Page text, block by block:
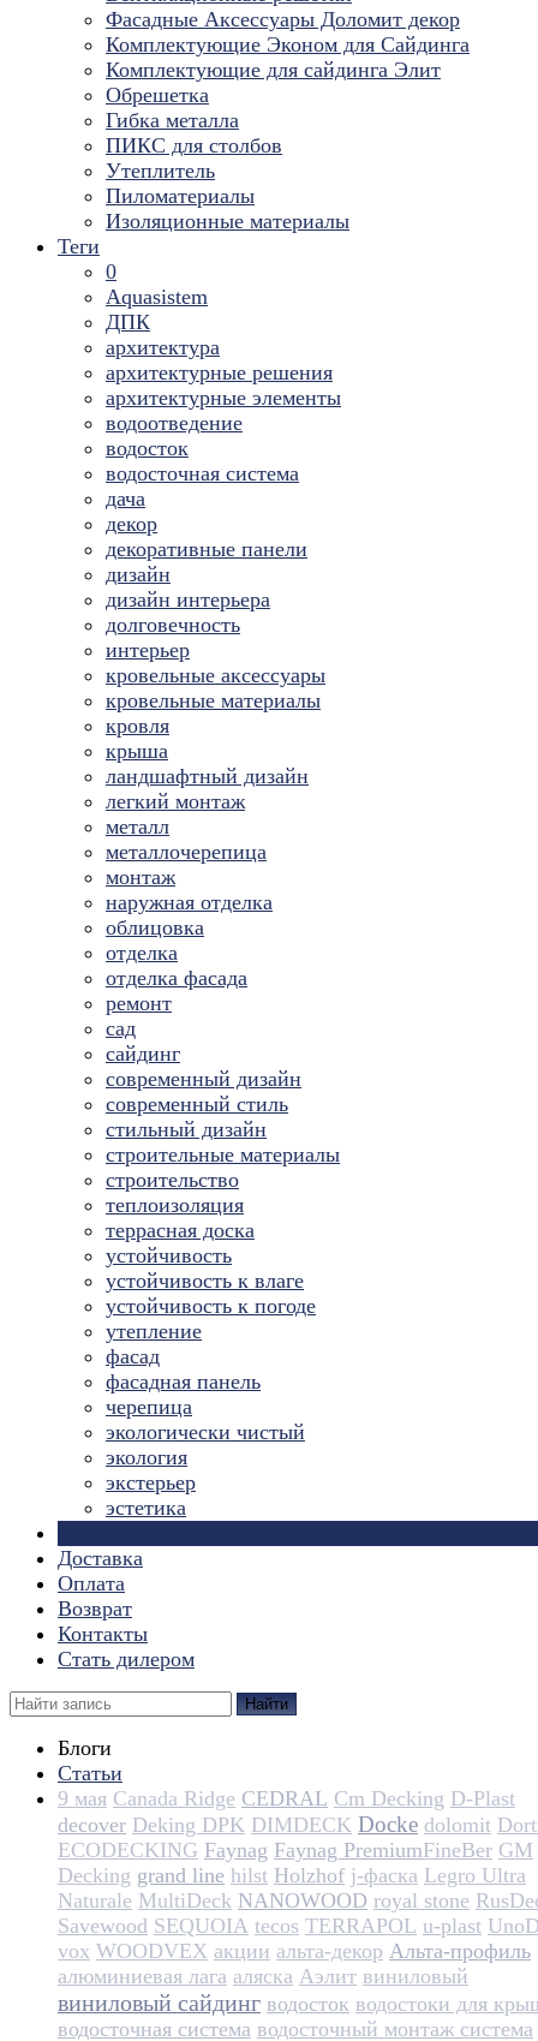
Фасадные Аксессуары Доломит декор
Комплектующие Эконом для Сайдинга
Комплектующие для cайдинга Элит
Обрешетка
Гибка металла
ПИКС для столбов
Утеплитель
Пиломатериалы
Изоляционные материалы
Теги
0
Aquasistem
ДПК
архитектура
архитектурные решения
архитектурные элементы
водоотведение
водосток
водосточная система
дача
декор
декоративные панели
дизайн
дизайн интерьера
долговечность
интерьер
кровельные аксессуары
кровельные материалы
кровля
крыша
ландшафтный дизайн
легкий монтаж
металл
металлочерепица
монтаж
наружная отделка
облицовка
отделка
отделка фасада
ремонт
сад
сайдинг
современный дизайн
современный стиль
стильный дизайн
строительные материалы
строительство
теплоизоляция
террасная доска
устойчивость
устойчивость к влаге
устойчивость к погоде
утепление
фасад
фасадная панель
черепица
экологически чистый
экология
экстерьер
эстетика
Доставка
Оплата
Возврат
Контакты
Стать дилером
Найти
Блоги
Статьи
9 мая Canada Ridge CEDRAL Cm Decking D-Plast
decover Deking DPK DIMDECK Docke dolomit
ECODECKING Faynag Faynag Premium​​​​​​​​​​FineBer GM
Decking grand line hilst Holzhof j-фаска Legro Ultra
Naturale MultiDeck NANOWOOD royal stone
Savewood SEQUOIA tecos TERRAPOL u-plast
vox WOODVEX акции альта-декор Альта-профиль
алюминиевая лага аляска Аэлит виниловый
виниловый сайдинг водосток водостоки для
водосточная система водосточный монтаж система